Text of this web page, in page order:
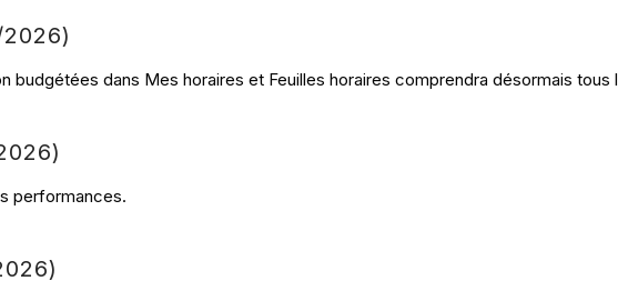
budgétées dans Mes horaires et Feuilles horaires comprendra désormais
performances.